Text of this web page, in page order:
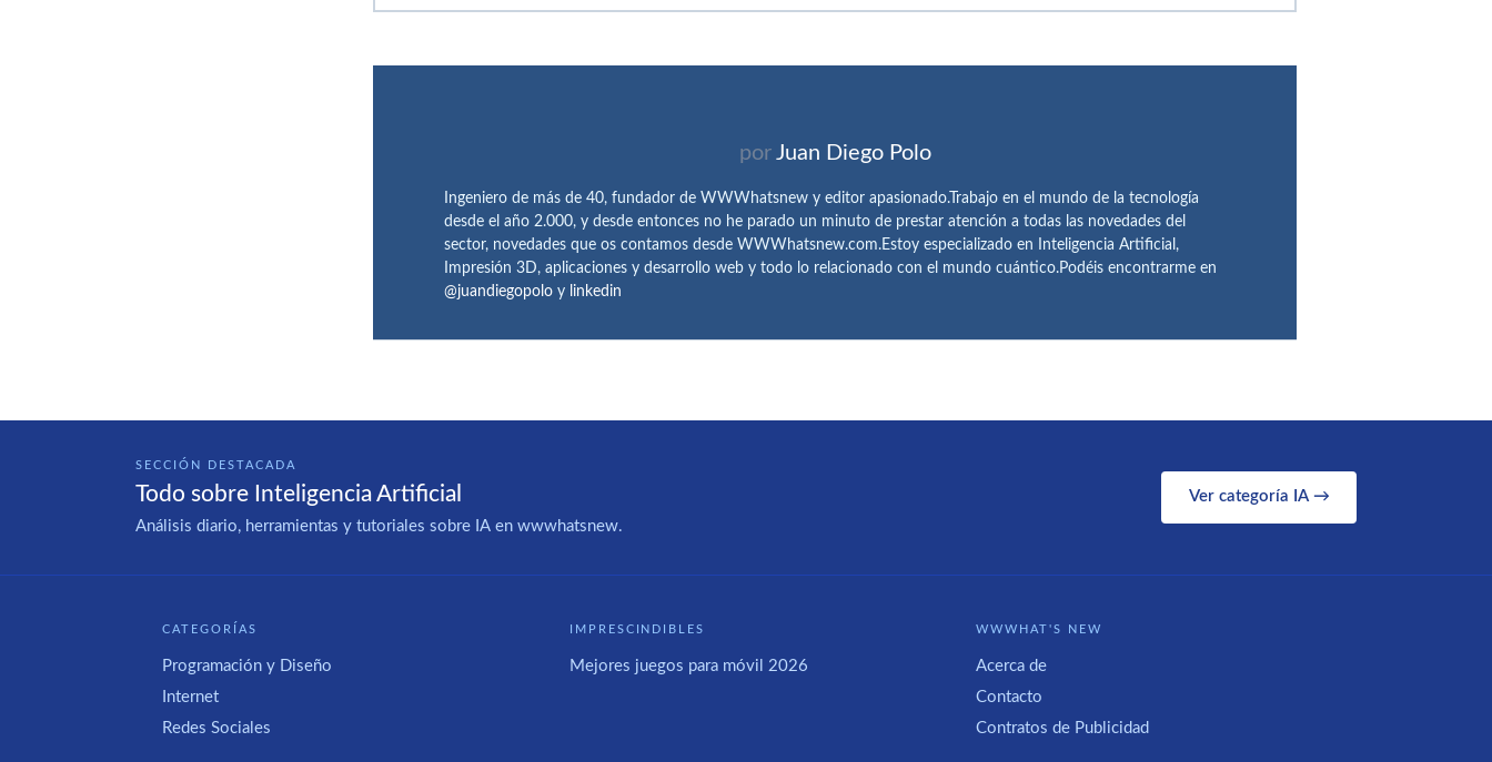
por Juan Diego Polo
Ingeniero de más de 40, fundador de WWWhatsnew y editor apasionado.Trabajo en el mundo de la tecnología
desde el año 2.000, y desde entonces no he parado un minuto de prestar atención a todas las novedades del
sector, novedades que os contamos desde WWWhatsnew.com.Estoy especializado en Inteligencia Artificial,
Impresión 3D, aplicaciones y desarrollo web y todo lo relacionado con el mundo cuántico.Podéis encontrarme en
@juandiegopolo y linkedin
SECCIÓN DESTACADA
Todo sobre Inteligencia Artificial
Análisis diario, herramientas y tutoriales sobre IA en wwwhatsnew.
Ver categoría IA →
CATEGORÍAS
Programación y Diseño
Internet
Redes Sociales
IMPRESCINDIBLES
Mejores juegos para móvil 2026
WWWHAT'S NEW
Acerca de
Contacto
Contratos de Publicidad